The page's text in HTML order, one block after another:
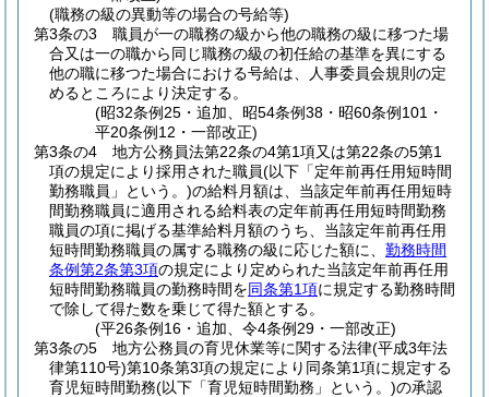
(職務の級の異動等の場合の号給等)
第3条の3
職員が一の職務の級から他の職務の級に移つた場
合又は一の職から同じ職務の級の初任給の基準を異にする
他の職に移つた場合における号給は、人事委員会規則の定
めるところにより決定する。
(昭32条例25・追加、昭54条例38・昭60条例101・
平20条例12・一部改正)
第3条の4
地方公務員法第22条の4第1項又は第22条の5第1
項の規定により採用された職員(以下「定年前再任用短時間
勤務職員」という。)の給料月額は、当該定年前再任用短時
間勤務職員に適用される給料表の定年前再任用短時間勤務
職員の項に掲げる基準給料月額のうち、当該定年前再任用
短時間勤務職員の属する職務の級に応じた額に、 勤務時間
条例第2条第3項の規定により定められた当該定年前再任用
短時間勤務職員の勤務時間を同条第1項に規定する勤務時間
で除して得た数を乗じて得た額とする。
(平26条例16・追加、令4条例29・一部改正)
第3条の5
地方公務員の育児休業等に関する法律(平成3年法
律第110号)第10条第3項の規定により同条第1項に規定する
育児短時間勤務(以下「育児短時間勤務」という。)の承認